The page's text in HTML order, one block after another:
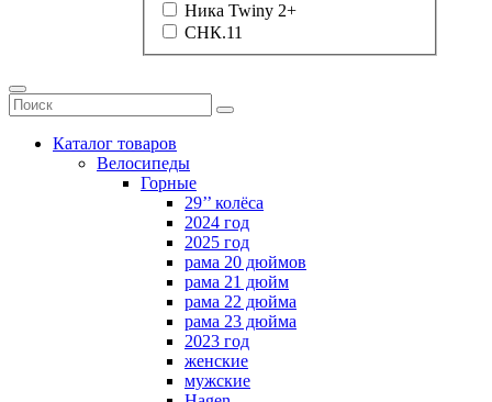
Ника Twiny 2+
СНК.11
Каталог товаров
Велосипеды
Горные
29’’ колёса
2024 год
2025 год
рама 20 дюймов
рама 21 дюйм
рама 22 дюйма
рама 23 дюйма
2023 год
женские
мужские